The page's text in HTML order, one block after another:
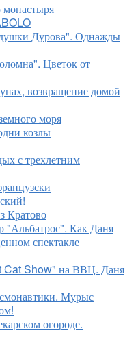
Дурова". Однажды
Цветок от
возвращение домой
моря
козлы
с трехлетним
Кратово
"Альбатрос". Как Даня
спектакле
Cat Show" на ВВЦ. Даня
Мурыс
огороде.